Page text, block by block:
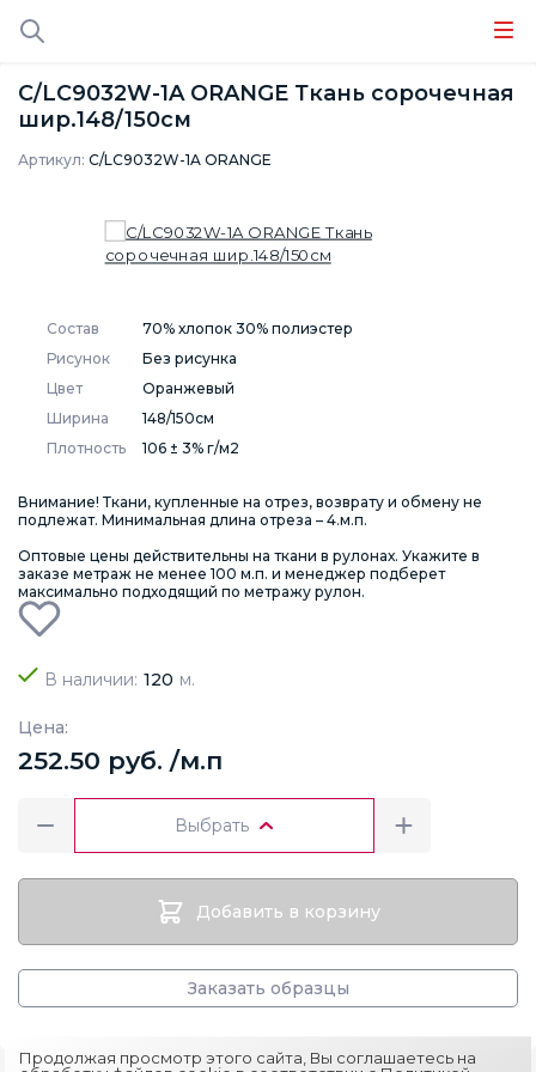
C/LC9032W-1A ORANGE Ткань сорочечная
шир.148/150см
Артикул: C/LC9032W-1A ORANGE
Состав
70% хлопок 30% полиэстер
Рисунок
Без рисунка
Цвет
Оранжевый
Ширина
148/150см
Плотность
106 ± 3% г/м2
Внимание! Ткани, купленные на отрез, возврату и обмену не
подлежат. Минимальная длина отреза – 4.м.п.
Оптовые цены действительны на ткани в рулонах. Укажите в
заказе метраж не менее 100 м.п. и менеджер подберет
максимально подходящий по метражу рулон.
В наличии: 120 м.
Цена:
252.50 руб. /м.п
Выбрать
Добавить в корзину
Заказать образцы
Продолжая просмотр этого сайта, Вы соглашаетесь на